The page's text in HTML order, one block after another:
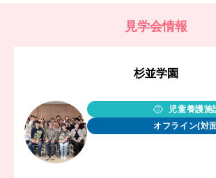
見学会情報
杉並学園
児童養護施
オフライン(対